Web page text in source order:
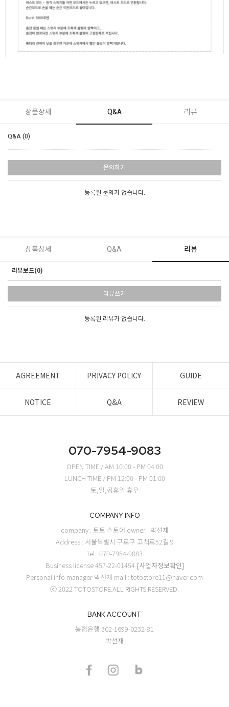
상품상세 Q&A 리뷰
Q&A (0)
문의하기
등록된 문의가 없습니다.
상품상세 Q&A 리뷰
리뷰보드(0)
리뷰쓰기
등록된 리뷰가 없습니다.
AGREEMENT PRIVACY POLICY GUIDE
NOTICE Q&A REVIEW
070-7954-9083
OPEN TIME / AM 10:00 - PM 04:00
LUNCH TIME / PM 12:00 - PM 01:00
토,일,공휴일 휴무
COMPANY INFO
company : 토토 스토어 owner : 박선재
Address : 서울특별시 구로구 고척로52길 9
Tel : 070-7954-9083
Business license 457-22-01454 [사업자정보확인]
Personal info manager 박선재 mail : totostore11@naver.com
ⓒ 2022 TOTOSTORE.ALL RIGHTS RESERVED.
BANK ACCOUNT
농협은행 302-1699-0232-81
박선재